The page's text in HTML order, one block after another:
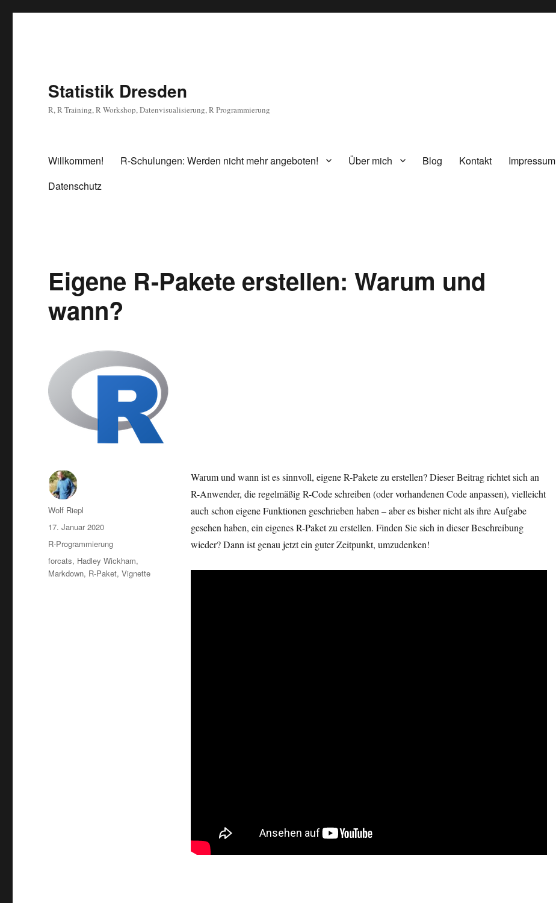
Statistik Dresden
R, R Training, R Workshop, Datenvisualisierung, R Programmierung
Willkommen! R-Schulungen: Werden nicht mehr angeboten! Über mich Blog Kontakt Impressum
Datenschutz
Eigene R-Pakete erstellen: Warum und
wann?
Warum und wann ist es sinnvoll, eigene R-Pakete zu erstellen? Dieser Beitrag richtet sich an
R-Anwender, die regelmäßig R-Code schreiben (oder vorhandenen Code anpassen), vielleicht
auch schon eigene Funktionen geschrieben haben – aber es bisher nicht als ihre Aufgabe
gesehen haben, ein eigenes R-Paket zu erstellen. Finden Sie sich in dieser Beschreibung
wieder? Dann ist genau jetzt ein guter Zeitpunkt, umzudenken!
Autor
Wolf Riepl
Veröffentlicht
am
17. Januar 2020
Kategorien
R-Programmierung
Schlagwörter
forcats, Hadley Wickham,
Markdown, R-Paket,Vignette